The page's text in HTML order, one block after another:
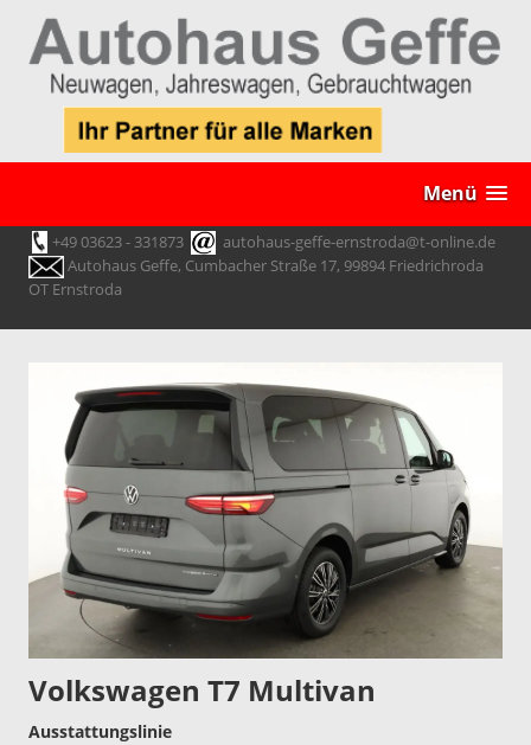
Menü
+49 03623 - 331873
autohaus-geffe-ernstroda@t-online.de
Autohaus Geffe, Cumbacher Straße 17, 99894 Friedrichroda
OT Ernstroda
Volkswagen T7 Multivan
Ausstattungslinie